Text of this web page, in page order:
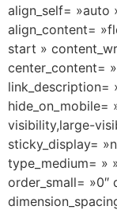
align_self= »auto
align_content=
start »
center_content=
link_description=
hide_on_mobile=
visibility,large-
sticky_display=
type_medium= »
order_small= »0″